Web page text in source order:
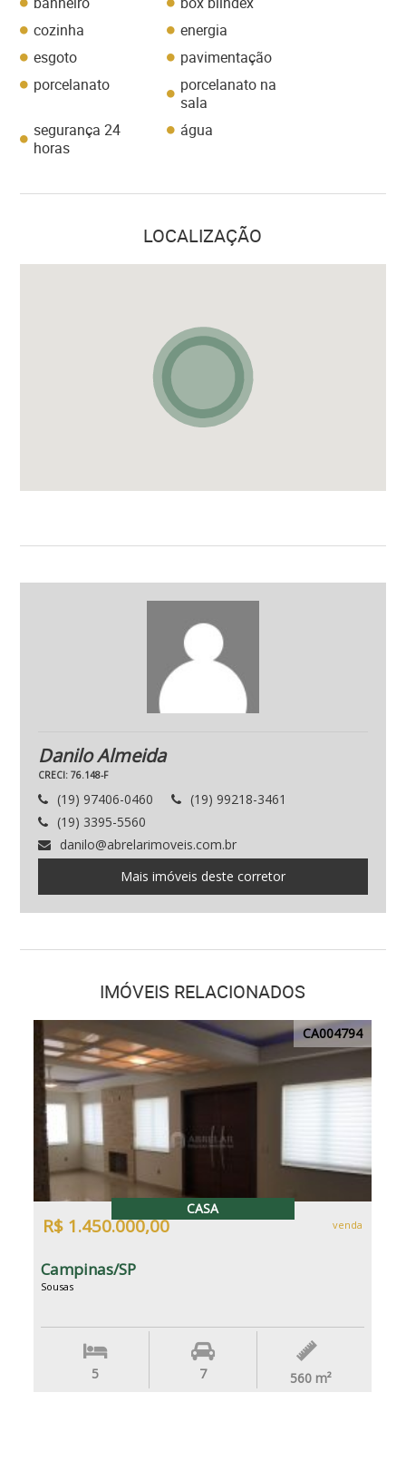
cozinha
energia
esgoto
pavimentação
porcelanato
porcelanato na
sala
segurança 24
horas
água
LOCALIZAÇÃO
Danilo Almeida
CRECI: 76.148-F
(19) 97406-0460
(19) 99218-3461
(19) 3395-5560
danilo@abrelarimoveis.com.br
Mais imóveis deste corretor
IMÓVEIS RELACIONADOS
CA004794
CASA
R$ 1.450.000,00 venda
Campinas/SP
Sousas
5 7 560 m²